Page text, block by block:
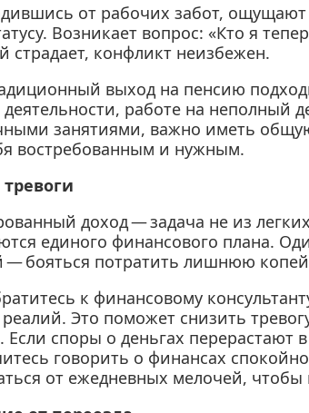
от рабочих забот,
Возникает вопрос: «Кто я
страдает, конфликт неизбежен.
выход на пенсию
деятельности, работе на неполный
занятиями, важно иметь
востребованным и нужным.
доход — задача не из
единого финансового плана.
— бояться потратить лишнюю
к финансовому
Это поможет снизить
Если споры о деньгах перерастают
говорить о финансах
от ежедневных мелочей,